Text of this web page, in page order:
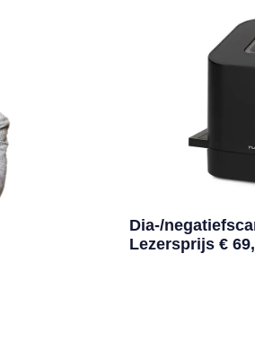
Dia-/
Lezersprijs €